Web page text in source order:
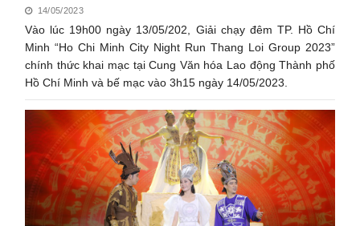
14/05/2023
Vào lúc 19h00 ngày 13/05/202, Giải chạy đêm TP. Hồ Chí
Minh “Ho Chi Minh City Night Run Thang Loi Group 2023”
chính thức khai mạc tại Cung Văn hóa Lao động Thành phố
Hồ Chí Minh và bế mạc vào 3h15 ngày 14/05/2023.